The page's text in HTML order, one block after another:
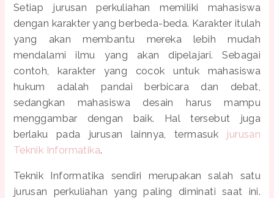
Setiap jurusan perkuliahan memiliki mahasiswa
dengan karakter yang berbeda-beda. Karakter itulah
yang akan membantu mereka lebih mudah
mendalami ilmu yang akan dipelajari. Sebagai
contoh, karakter yang cocok untuk mahasiswa
hukum adalah pandai berbicara dan debat,
sedangkan mahasiswa desain harus mampu
menggambar dengan baik. Hal tersebut juga
berlaku pada jurusan lainnya, termasuk jurusan
Teknik Informatika.
Teknik Informatika sendiri merupakan salah satu
jurusan perkuliahan yang paling diminati saat ini.